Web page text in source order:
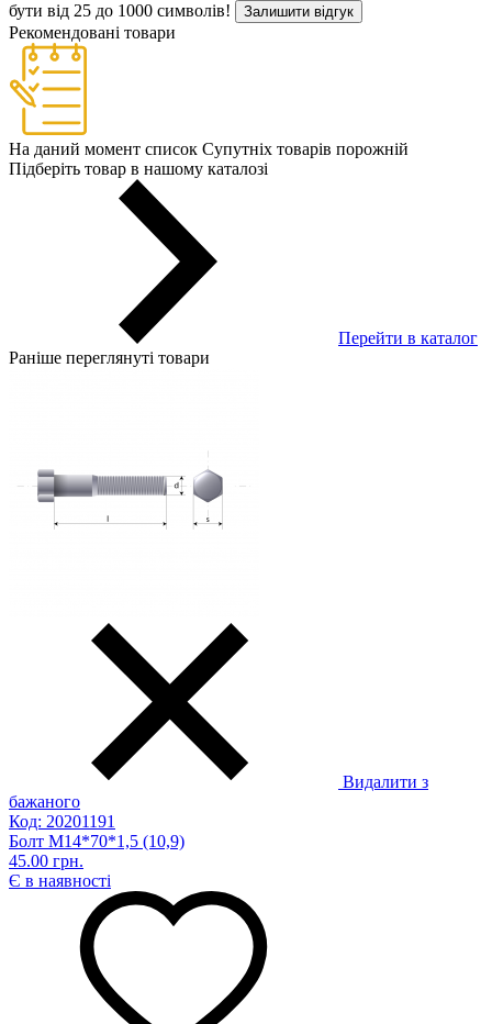
бути від 25 до 1000 символів! Залишити відгук
Рекомендовані товари
На даний момент список Супутніх товарів порожній
Підберіть товар в нашому каталозі
Перейти в каталог
Раніше переглянуті товари
Видалити з
бажаного
Код: 20201191
Болт М14*70*1,5 (10,9)
45.00 грн.
Є в наявності